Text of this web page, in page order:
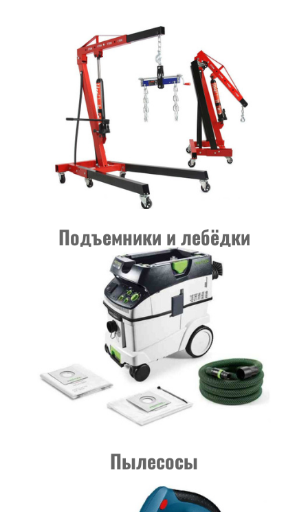
Подъемники и лебёдки
Пылесосы